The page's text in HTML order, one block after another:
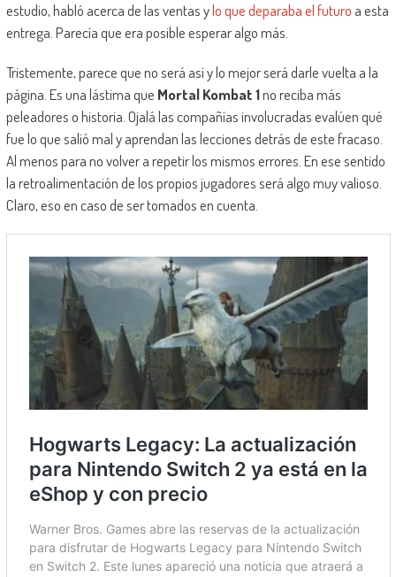
estudio, habló acerca de las ventas ylo que deparaba el futuro a esta
entrega. Parecía que era posible esperar algo más.
Tristemente, parece que no será así y lo mejor será darle vuelta a la
página. Es una lástima que Mortal Kombat 1no reciba más
peleadores o historia. Ojalá las compañías involucradas evalúen qué
fue lo que salió mal y aprendan las lecciones detrás de este fracaso.
Al menos para no volver a repetir los mismos errores. En ese sentido
la retroalimentación de los propios jugadores será algo muy valioso.
Claro, eso en caso de ser tomados en cuenta.